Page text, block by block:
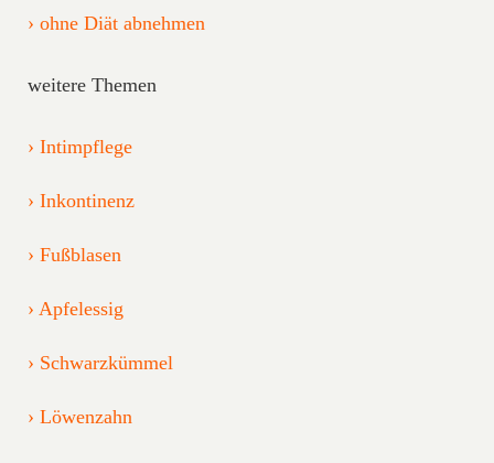
ohne Diät abnehmen
weitere Themen
Intimpflege
Inkontinenz
Fußblasen
Apfelessig
Schwarzkümmel
Löwenzahn